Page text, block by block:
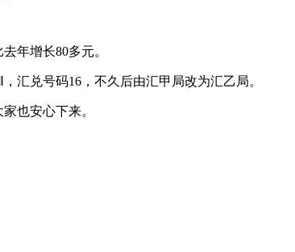
年增长80多元。
汇兑号码16，不久后由汇甲局改为汇乙局。
也安心下来。